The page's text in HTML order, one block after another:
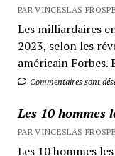
PAR VINCESLAS
Les milliardaires
2023, selon les
américain Forbes.
Commentaires sont
Les 10 hommes
PAR VINCESLAS
Les 10 hommes